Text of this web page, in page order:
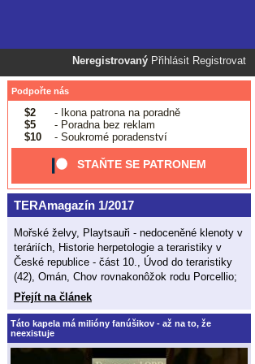
Neregistrovaný Přihlásit Registrovat
Podpořte nás
$2
- Ikona patrona na poradně
$5
- Poradna bez reklam
$10
- Soukromé poradenství
STAŇTE SE PATRONEM
TERAmagazín 1/2017
Mořské želvy, Playtsauři - nedoceněné klenoty v
teráriích, Historie herpetologie a teraristiky v
České republice - část 10., Úvod do teraristiky
(42), Omán, Chov rovnakonôžok rodu Porcellio;
Přejít na článek
Táto kapela má milióny fanúšikov - až na to, že
neexistuje